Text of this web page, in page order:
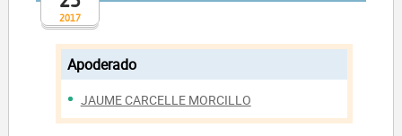
2017
Apoderado
JAUME CARCELLE MORCILLO